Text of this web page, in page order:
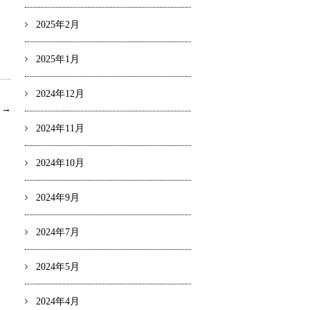
→
2025年2月
2025年1月
2024年12月
2024年11月
2024年10月
2024年9月
2024年7月
2024年5月
2024年4月